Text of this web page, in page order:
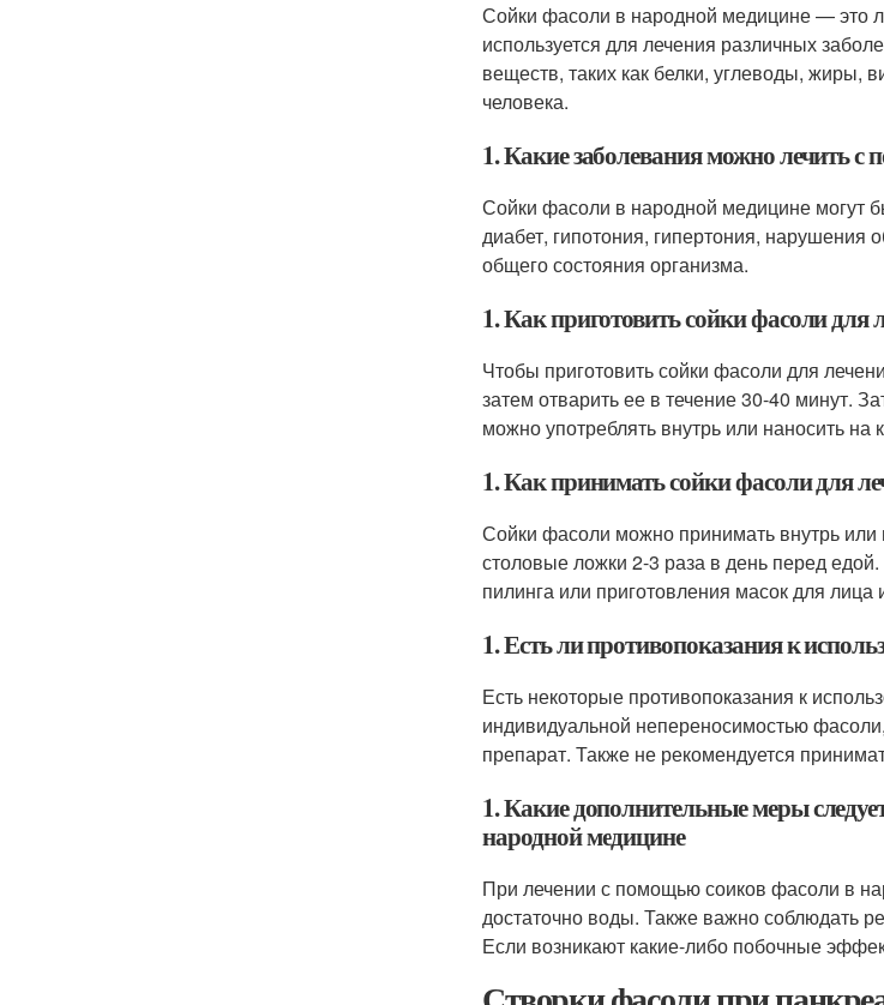
Сойки фасоли в народной медицине — это
используется для лечения различных
веществ, таких как белки, углеводы, жиры,
человека.
1. Какие заболевания можно лечить
Сойки фасоли в народной медицине могут
диабет, гипотония, гипертония,
общего состояния организма.
1. Как приготовить сойки фасоли для
Чтобы приготовить сойки фасоли для
затем отварить ее в течение 30-40 минут.
можно употреблять внутрь или наносить на
1. Как принимать сойки фасоли для
Сойки фасоли можно принимать внутрь или
столовые ложки 2-3 раза в день перед
пилинга или приготовления масок для лица
1. Есть ли противопоказания к
Есть некоторые противопоказания к
индивидуальной непереносимостью
препарат. Также не рекомендуется
1. Какие дополнительные меры
народной медицине
При лечении с помощью соиков фасоли в
достаточно воды. Также важно соблюдать
Если возникают какие-либо побочные